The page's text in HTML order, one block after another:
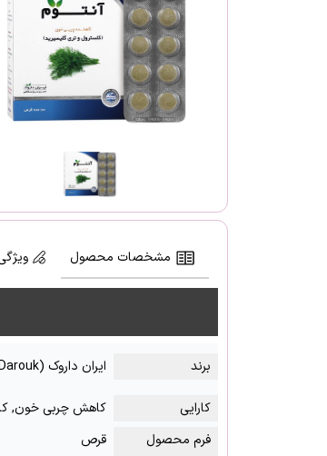
مشخصات محصول
برند ایران داروک (Iran Darouk)
کارایی کاهش چربی خون,
فرم محصول
قرص